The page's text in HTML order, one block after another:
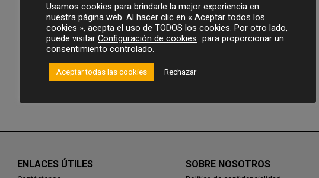
ENLACES ÚTILES SOBRE NOSOTROS
Usamos cookies para brindarle la mejor experiencia en
nuestra página web. Al hacer clic en « Aceptar todos los
cookies », acepta el uso de TODOS los cookies. Por otro lado,
puede visitarConfiguración de cookies para proporcionar un
consentimiento controlado.
Aceptar todas las cookies Rechazar